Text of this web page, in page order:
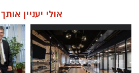
אולי יעניין